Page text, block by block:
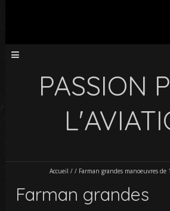
PASSION
Accueil / / Farman grandes manoeuvres
Farman grandes